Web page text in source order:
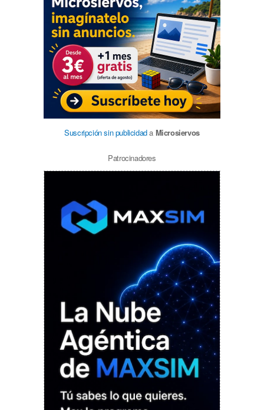
Suscripción sin publicidada Microsiervos
Patrocinadores